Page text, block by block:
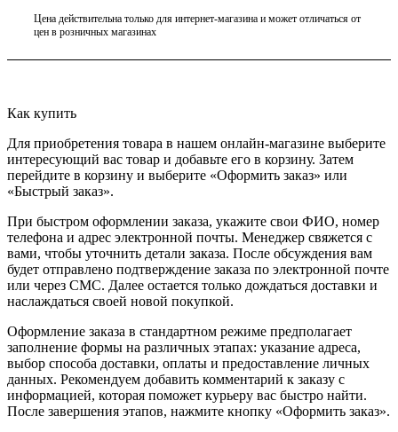
Цена действительна только для интернет-магазина и может отличаться от
цен в розничных магазинах
Как купить
Для приобретения товара в нашем онлайн-магазине выберите
интересующий вас товар и добавьте его в корзину. Затем
перейдите в корзину и выберите «Оформить заказ» или
«Быстрый заказ».
При быстром оформлении заказа, укажите свои ФИО, номер
телефона и адрес электронной почты. Менеджер свяжется с
вами, чтобы уточнить детали заказа. После обсуждения вам
будет отправлено подтверждение заказа по электронной почте
или через СМС. Далее остается только дождаться доставки и
наслаждаться своей новой покупкой.
Оформление заказа в стандартном режиме предполагает
заполнение формы на различных этапах: указание адреса,
выбор способа доставки, оплаты и предоставление личных
данных. Рекомендуем добавить комментарий к заказу с
информацией, которая поможет курьеру вас быстро найти.
После завершения этапов, нажмите кнопку «Оформить заказ».